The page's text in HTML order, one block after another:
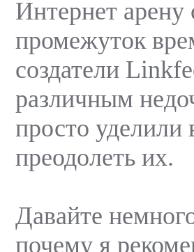
Интернет
промежуток
создатели
различным
просто уделили
преодолеть их.
Давайте
почему я